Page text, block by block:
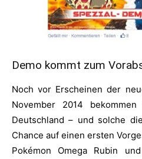
Demo kommt zum
Noch vor Erscheinen der
November 2014
Deutschland – und solche
Chance auf einen ersten
Pokémon Omega Rubin